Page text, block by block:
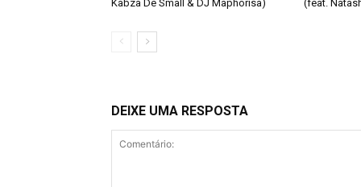
Kabza De Small & DJ Maphorisa)
(feat.
DEIXE UMA RESPOSTA